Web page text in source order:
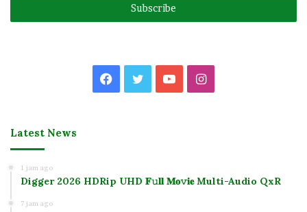
Facebook
TwitterYouTubeInstagram
Latest News
1 jam ago
Digger 2026 HDRip UHD 𝐅𝚞𝐥𝐥 𝐌𝐨𝚟𝐢𝐞 Multi-Audio QxR
7 jam ago